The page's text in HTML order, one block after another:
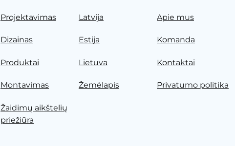
Projektavimas
Dizainas
Produktai
Montavimas
Žaidimų aikštelių
priežiūra
Latvija
Estija
Lietuva
Žemėlapis
Apie mus
Komanda
Kontaktai
Privatumo politika